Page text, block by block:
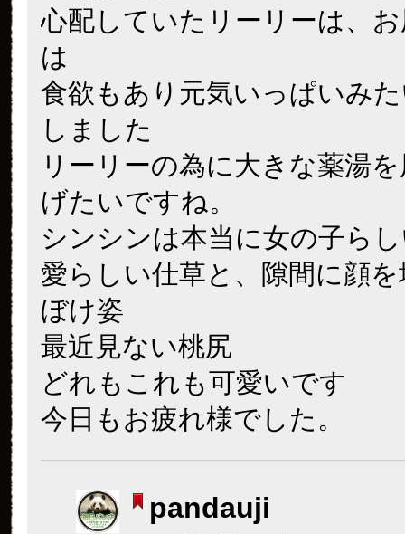
心配していたリーリーは、
は
食欲もあり元気いっぱいみ
しました
リーリーの為に大きな薬湯
げたいですね。
シンシンは本当に女の子ら
愛らしい仕草と、隙間に顔
ぼけ姿
最近見ない桃尻
どれもこれも可愛いです
今日もお疲れ様でした。
pandauji